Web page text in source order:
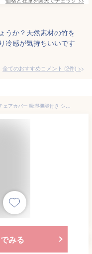
うか？天然素材の竹を
冷感が気持ちいいです
全てのおすすめコメント (2件) >
アストロ チェアカバー ブラウン オフィスチェアカバー 吸湿機能付き シートカバー ゲーミングチェアカバー 椅子カバー ドライシート テレワーク 在宅ワーク 607-52
みる